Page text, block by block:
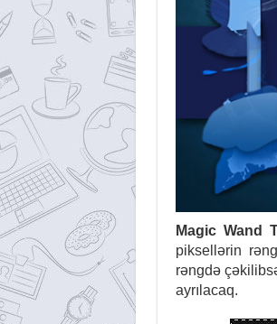
Magic Wand
piksellərin
rəngdə
ayrılacaq.